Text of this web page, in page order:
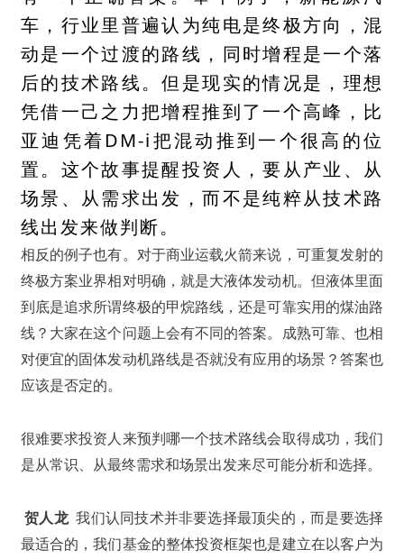
车，行业里普遍认为纯电是终极方向，混
动是一个过渡的路线，同时增程是一个落
后的技术路线。但是现实的情况是，理想
凭借一己之力把增程推到了一个高峰，比
亚迪凭着DM-i把混动推到一个很高的位
置。这个故事提醒投资人，要从产业、从
场景、从需求出发，而不是纯粹从技术路
线出发来做判断。
相反的例子也有。对于商业运载火箭来说，可重复发射的
终极方案业界相对明确，就是大液体发动机。但液体里面
到底是追求所谓终极的甲烷路线，还是可靠实用的煤油路
线？大家在这个问题上会有不同的答案。成熟可靠、也相
对便宜的固体发动机路线是否就没有应用的场景？答案也
应该是否定的。
很难要求投资人来预判哪一个技术路线会取得成功，我们
是从常识、从最终需求和场景出发来尽可能分析和选择。
贺人龙 我们认同技术并非要选择最顶尖的，而是要选择
最适合的，我们基金的整体投资框架也是建立在以客户为